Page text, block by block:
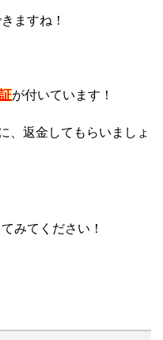
ますね！
が付いています！
、返金してもらいましょ
みてください！